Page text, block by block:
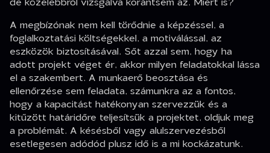
A megbízónak nem kell törődnie a képzéssel, a
foglalkoztatási költségekkel, a motiválással, az
eszközök biztosításával. Sőt azzal sem, hogy ha
adott projekt véget ér, akkor milyen feladatokkal lássa
el a szakembert. A munkaerő beosztása és
ellenőrzése sem feladata, számunkra az a fontos,
hogy a kapacitást hatékonyan szervezzük és a
kitűzött határidőre teljesítsük a projektet, oldjuk meg
a problémát. A késésből vagy alulszervezésből
esetlegesen adódód plusz idő is a mi kockázatunk.